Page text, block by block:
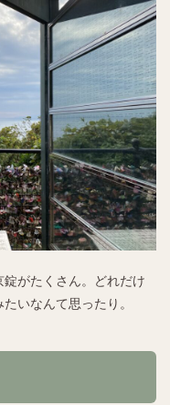
がたくさん。どれだけ
いなんて思ったり。